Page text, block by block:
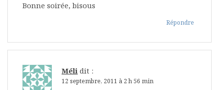
Bonne soirée, bisous
Répondre
Méli dit :
12 septembre, 2011 à 2 h 56 min